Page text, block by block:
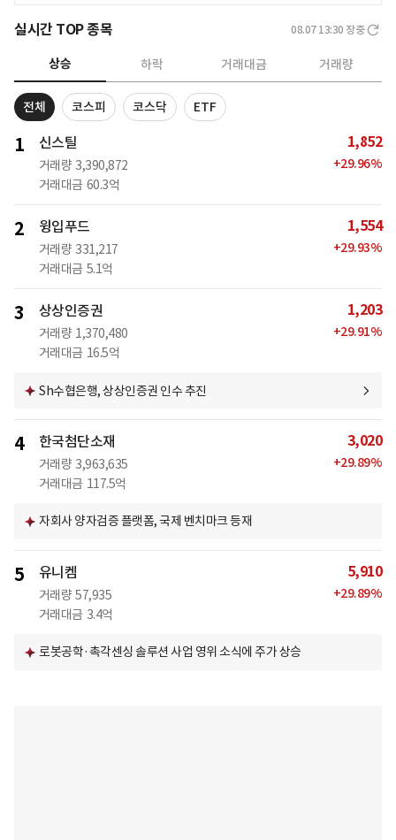
실시간 TOP 종목 08.07 13:30 장중
상승 하락 거래대금 거래량
전체 코스피 코스닥 ETF
1 신스틸
거래량 3,390,872
거래대금 60.3억
1,852
+29.96%
2 윙입푸드
거래량 331,217
거래대금 5.1억
1,554
+29.93%
3 상상인증권
거래량 1,370,480
거래대금 16.5억
1,203
+29.91%
Sh수협은행, 상상인증권 인수 추진
4 한국첨단소재
거래량 3,963,635
거래대금 117.5억
3,020
+29.89%
자회사 양자검증 플랫폼, 국제 벤치마크 등재
5 유니켐
거래량 57,935
거래대금 3.4억
5,910
+29.89%
로봇공학·촉각센싱 솔루션 사업 영위 소식에 주가 상승